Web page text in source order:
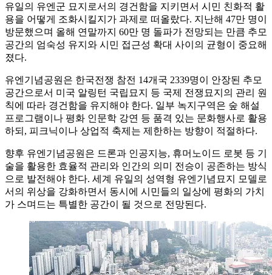
유일의 유엔군 묘지로서의 경건함을 지키면서 시민 친화적 활
용을 어떻게 조화시킬지가 과제로 떠올랐다. 지난해 47만 명이
방문했으며 올해 연말까지 60만 명 돌파가 전망되는 만큼 추모
공간의 엄숙성 유지와 시민 접근성 확대 사이의 균형이 중요해
졌다.
유엔기념공원은 한국전쟁 참전 14개국 2339명이 안장된 추모
공간으로서 미국 알링턴 국립묘지 등 국제 전쟁묘지의 관리 원
칙에 따라 경건함을 유지해야 한다. 일부 녹지구역은 숲 해설
프로그램이나 평화 인문학 강연 등 품격 있는 문화행사로 활용
하되, 피크닉이나 상업적 축제는 제한하는 방향이 적절하다.
향후 유엔기념공원은 드론과 인공지능, 휴머노이드 로봇 등 기
술을 활용한 효율적 관리와 인간의 의미 전승이 공존하는 방식
으로 발전해야 한다. 세계 유일의 성역형 유엔기념묘지 모델로
서의 위상을 강화하면서 동시에 시민들의 일상에 평화의 가치
가 스며드는 특별한 공간이 될 것으로 전망된다.